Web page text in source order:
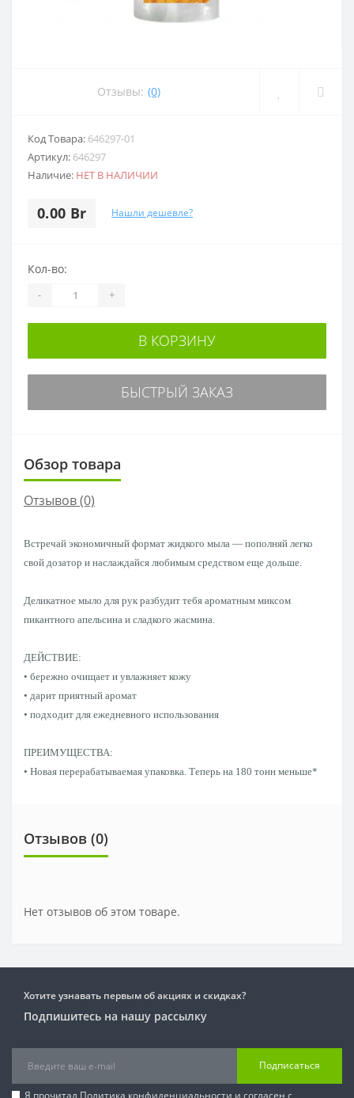
Отзывы: (0)
Код Товара: 646297-01
Артикул: 646297
Наличие: НЕТ В НАЛИЧИИ
0.00 Br Нашли дешевле?
Кол-во:
- +
В КОРЗИНУ
БЫСТРЫЙ ЗАКАЗ
Обзор товара
Отзывов (0)
Встречай экономичный формат жидкого мыла — пополняй легко
свой дозатор и наслаждайся любимым средством еще дольше.
Деликатное мыло для рук разбудит тебя ароматным миксом
пикантного апельсина и сладкого жасмина.
ДЕЙСТВИЕ:
• бережно очищает и увлажняет кожу
• дарит приятный аромат
• подходит для ежедневного использования
ПРЕИМУЩЕСТВА:
• Новая перерабатываемая упаковка. Теперь на 180 тонн меньше*
Отзывов (0)
Нет отзывов об этом товаре.
Хотите узнавать первым об акциях и скидках?
Подпишитесь на нашу рассылку
Подписаться
Я прочитал Политика конфиденциальности и согласен с